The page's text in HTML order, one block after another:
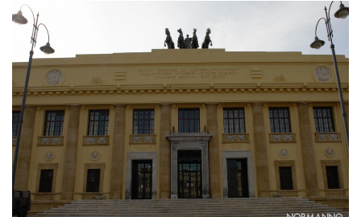
Politica
Cultura
Lavoro
Società
Economia
Sport